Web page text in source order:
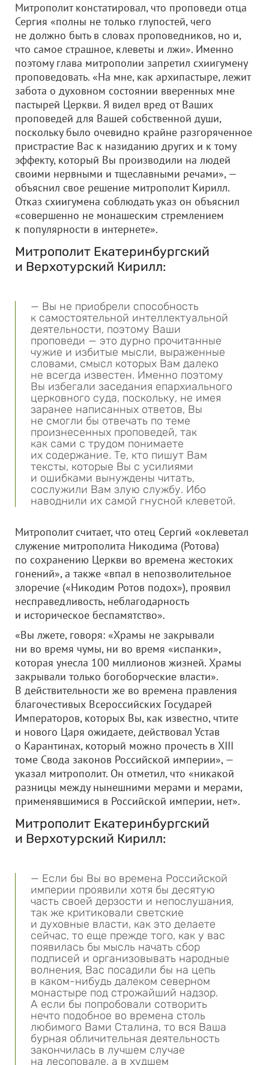
Митрополит констатировал, что проповеди отца
Сергия «полны не только глупостей, чего
не должно быть в словах проповедников, но и,
что самое страшное, клеветы и лжи». Именно
поэтому глава митрополии запретил схиигумену
проповедовать. «На мне, как архипастыре, лежит
забота о духовном состоянии вверенных мне
пастырей Церкви. Я видел вред от Ваших
проповедей для Вашей собственной души,
поскольку было очевидно крайне разгоряченное
пристрастие Вас к назиданию других и к тому
эффекту, который Вы производили на людей
своими нервными и тщеславными речами», —
объяснил свое решение митрополит Кирилл.
Отказ схиигумена соблюдать указ он объяснил
«совершенно не монашеским стремлением
к популярности в интернете».
Митрополит Екатеринбургский
и Верхотурский Кирилл:
— Вы не приобрели способность
к самостоятельной интеллектуальной
деятельности, поэтому Ваши
проповеди — это дурно прочитанные
чужие и избитые мысли, выраженные
словами, смысл которых Вам далеко
не всегда известен. Именно поэтому
Вы избегали заседания епархиального
церковного суда, поскольку, не имея
заранее написанных ответов, Вы
не смогли бы отвечать по теме
произнесенных проповедей, так
как сами с трудом понимаете
их содержание. Те, кто пишут Вам
тексты, которые Вы с усилиями
и ошибками вынуждены читать,
сослужили Вам злую службу. Ибо
наводнили их самой гнусной клеветой.
Митрополит считает, что отец Сергий «оклеветал
служение митрополита Никодима (Ротова)
по сохранению Церкви во времена жестоких
гонений», а также «впал в непозволительное
злоречие («Никодим Ротов подох»), проявил
несправедливость, неблагодарность
и историческое беспамятство».
«Вы лжете, говоря: «Храмы не закрывали
ни во время чумы, ни во время «испанки»,
которая унесла 100 миллионов жизней. Храмы
закрывали только богоборческие власти».
В действительности же во времена правления
благочестивых Всероссийских Государей
Императоров, которых Вы, как известно, чтите
и нового Царя ожидаете, действовал Устав
о Карантинах, который можно прочесть в XIII
томе Свода законов Российской империи», —
указал митрополит. Он отметил, что «никакой
разницы между нынешними мерами и мерами,
применявшимися в Российской империи, нет».
Митрополит Екатеринбургский
и Верхотурский Кирилл:
— Если бы Вы во времена Российской
империи проявили хотя бы десятую
часть своей дерзости и непослушания,
так же критиковали светские
и духовные власти, как это делаете
сейчас, то еще прежде того, как у вас
появилась бы мысль начать сбор
подписей и организовывать народные
волнения, Вас посадили бы на цепь
в каком-нибудь далеком северном
монастыре под строжайший надзор.
А если бы попробовали сотворить
нечто подобное во времена столь
любимого Вами Сталина, то вся Ваша
бурная обличительная деятельность
закончилась в лучшем случае
на лесоповале, а в худшем